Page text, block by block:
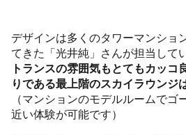
デザインは多くのタワーマンショ
てきた「光井純」さんが担当して
トランスの雰囲気もとてもカッコ
りである最上階のスカイラウンジ
（マンションのモデルルームでゴ
近い体験が可能です）